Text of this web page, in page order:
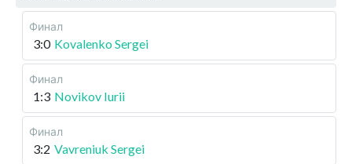
Финал
3:0 Kovalenko Sergei
Финал
1:3 Novikov Iurii
Финал
3:2 Vavreniuk Sergei